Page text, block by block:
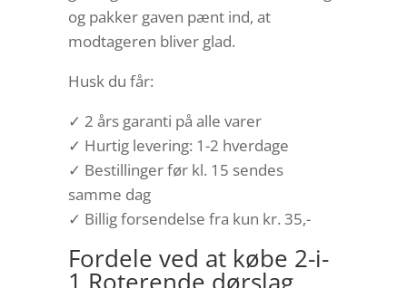
og pakker gaven pænt ind, at
modtageren bliver glad.
Husk du får:
✓ 2 års garanti på alle varer
✓ Hurtig levering: 1-2 hverdage
✓ Bestillinger før kl. 15 sendes
samme dag
✓ Billig forsendelse fra kun kr. 35,-
Fordele ved at købe 2-i-